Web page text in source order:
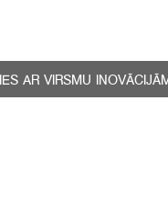
AR VIRSMU